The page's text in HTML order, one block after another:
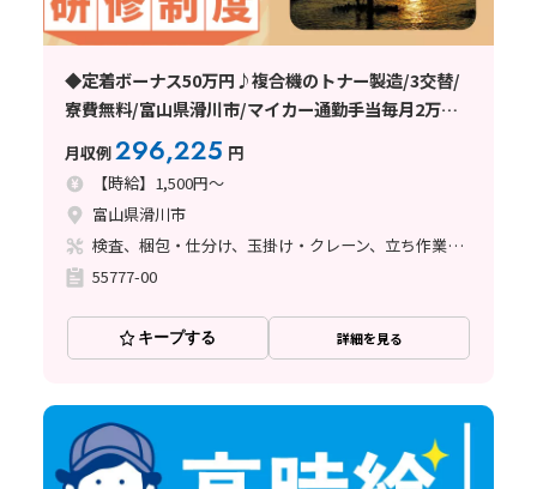
◆定着ボーナス50万円♪複合機のトナー製造/3交替/
寮費無料/富山県滑川市/マイカー通勤手当毎月2万円
支給/滑川駅から車で12分
月収例296,225 円
【時給】1,500円～
富山県滑川市
検査、梱包・仕分け、玉掛け・クレーン、立ち作業、その他
55777-00
キープする 詳細を見る